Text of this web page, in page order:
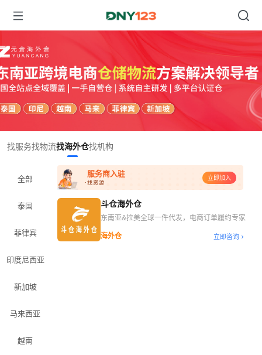
找服务找物流找海外仓找机构
全部
泰国
菲律宾
印度尼西亚
新加坡
马来西亚
越南
服务商入驻
·找资源
立即加入
斗仓海外仓
东南亚&拉美全球一件代发，电商订单履约专家
海外仓 立即咨询